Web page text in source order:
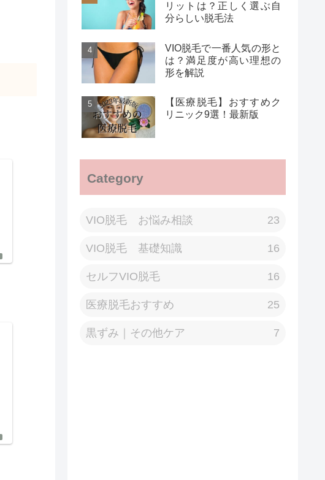
リットは？正しく選ぶ自
分らしい脱毛法
VIO脱毛で一番人気の形と
は？満足度が高い理想の
形を解説
【医療脱毛】おすすめク
リニック9選！最新版
Category
VIO脱毛 お悩み相談 23
VIO脱毛 基礎知識 16
セルフVIO脱毛 16
医療脱毛おすすめ 25
黒ずみ｜その他ケア 7